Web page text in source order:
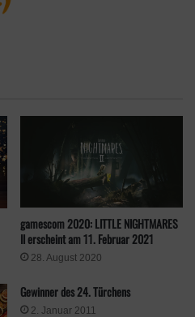
Artikel
für jeden Anlass abspeichern
PvP
K.I.nderspiel wird zu einem
Spielmodus erweitert, der
PvP-Gameplay von
WoW
Ort für das Erlernen neuer
in einer PvP-
und Schlacht um
gamescom 2020: LITTLE NIGHTMARES
II erscheint am 11. Februar 2021
28. August 2020
Gewinner des 24. Türchens
2. Januar 2011